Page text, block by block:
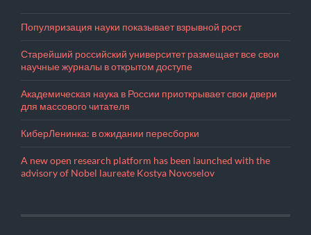
Популяризация науки показывает взрывной рост
Старейший российский университет размещает все свои
научные журналы в открытом доступе
Академическая наука в России приоткрывает свои двери
для массового читателя
КиберЛенинка: в ожидании пересборки
A new open research platform has been launched with the
advisory of Nobel laureate Kostya Novoselov